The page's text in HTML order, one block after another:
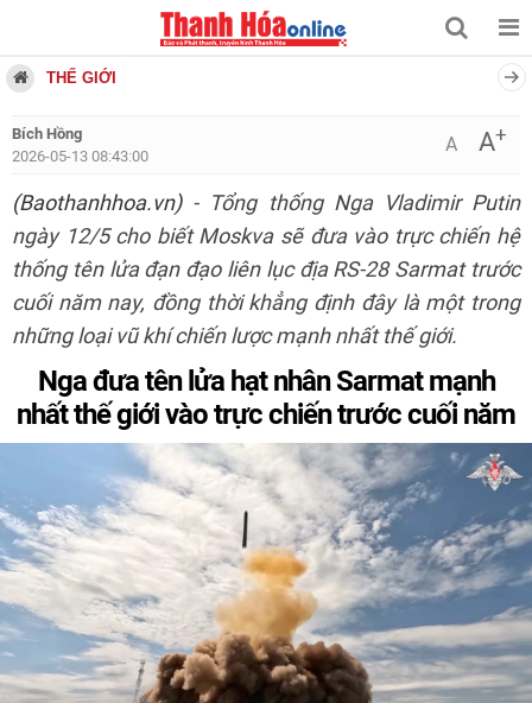
THẾ GIỚI
Bích Hồng
2026-05-13 08:43:00
A A+
(Baothanhhoa.vn)- Tổng thống Nga Vladimir Putin
ngày 12/5 cho biết Moskva sẽ đưa vào trực chiến hệ
thống tên lửa đạn đạo liên lục địa RS-28 Sarmat trước
cuối năm nay, đồng thời khẳng định đây là một trong
những loại vũ khí chiến lược mạnh nhất thế giới.
Nga đưa tên lửa hạt nhân Sarmat mạnh
nhất thế giớivào trực chiến trước cuối năm